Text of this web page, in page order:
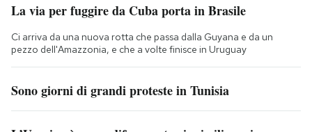
La via per fuggire da Cuba porta in Brasile
Ci arriva da una nuova rotta che passa dalla Guyana e da un
pezzo dell'Amazzonia, e che a volte finisce in Uruguay
Sono giorni di grandi proteste in Tunisia